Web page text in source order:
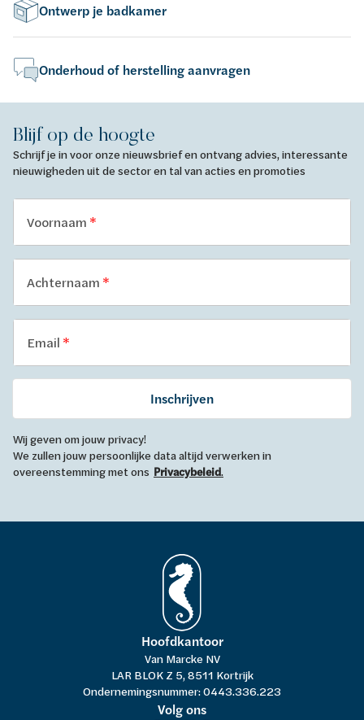
Ontwerp je badkamer
Onderhoud of herstelling aanvragen
Blijf op de hoogte
Schrijf je in voor onze nieuwsbrief en ontvang advies, interessante
nieuwigheden uit de sector en tal van acties en promoties
Voornaam
Achternaam
Email
Inschrijven
Wij geven om jouw privacy!
We zullen jouw persoonlijke data altijd verwerken in
overeenstemming met ons Privacybeleid.
Hoofdkantoor
Van Marcke NV
LAR BLOK Z 5, 8511 Kortrijk
Ondernemingsnummer: 0443.336.223
Volg ons